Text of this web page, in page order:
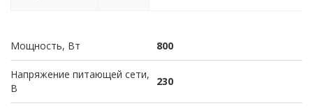
Мощность, Вт 800
Напряжение питающей сети,
В
230